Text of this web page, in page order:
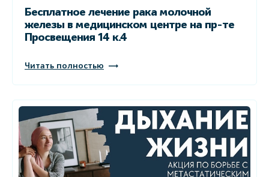
Бесплатное лечение рака молочной
железы в медицинском центре на пр-те
Просвещения 14 к.4
Читать полностью